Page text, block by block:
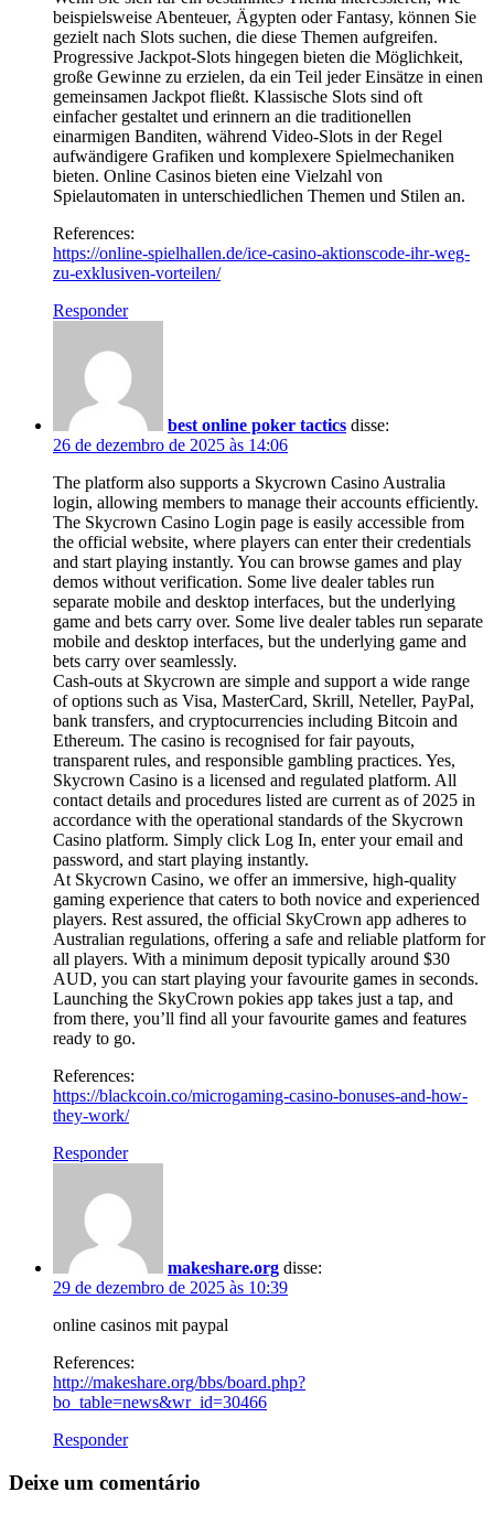
beispielsweise Abenteuer, Ägypten oder Fantasy, können Sie
gezielt nach Slots suchen, die diese Themen aufgreifen.
Progressive Jackpot-Slots hingegen bieten die Möglichkeit,
große Gewinne zu erzielen, da ein Teil jeder Einsätze in einen
gemeinsamen Jackpot fließt. Klassische Slots sind oft
einfacher gestaltet und erinnern an die traditionellen
einarmigen Banditen, während Video-Slots in der Regel
aufwändigere Grafiken und komplexere Spielmechaniken
bieten. Online Casinos bieten eine Vielzahl von
Spielautomaten in unterschiedlichen Themen und Stilen an.
References:
https://online-spielhallen.de/ice-casino-aktionscode-ihr-weg-
zu-exklusiven-vorteilen/
Responder
best online poker tactics disse:
26 de dezembro de 2025 às 14:06
The platform also supports a Skycrown Casino Australia
login, allowing members to manage their accounts efficiently.
The Skycrown Casino Login page is easily accessible from
the official website, where players can enter their credentials
and start playing instantly. You can browse games and play
demos without verification. Some live dealer tables run
separate mobile and desktop interfaces, but the underlying
game and bets carry over. Some live dealer tables run separate
mobile and desktop interfaces, but the underlying game and
bets carry over seamlessly.
Cash-outs at Skycrown are simple and support a wide range
of options such as Visa, MasterCard, Skrill, Neteller, PayPal,
bank transfers, and cryptocurrencies including Bitcoin and
Ethereum. The casino is recognised for fair payouts,
transparent rules, and responsible gambling practices. Yes,
Skycrown Casino is a licensed and regulated platform. All
contact details and procedures listed are current as of 2025 in
accordance with the operational standards of the Skycrown
Casino platform. Simply click Log In, enter your email and
password, and start playing instantly.
At Skycrown Casino, we offer an immersive, high-quality
gaming experience that caters to both novice and experienced
players. Rest assured, the official SkyCrown app adheres to
Australian regulations, offering a safe and reliable platform for
all players. With a minimum deposit typically around $30
AUD, you can start playing your favourite games in seconds.
Launching the SkyCrown pokies app takes just a tap, and
from there, you’ll find all your favourite games and features
ready to go.
References:
https://blackcoin.co/microgaming-casino-bonuses-and-how-
they-work/
Responder
makeshare.org disse:
29 de dezembro de 2025 às 10:39
online casinos mit paypal
References:
http://makeshare.org/bbs/board.php?
bo_table=news&wr_id=30466
Responder
Deixe um comentário